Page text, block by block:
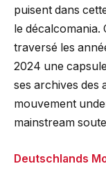
puisent dans
le
traversé les
2024 une
ses archives des
mouvement
mainstream
Deutschlands